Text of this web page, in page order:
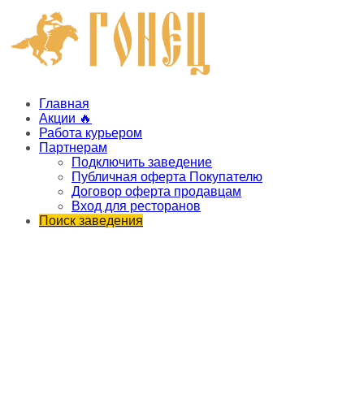
Главная
Акции 🔥
Работа курьером
Партнерам
Подключить заведение
Публичная оферта Покупателю
Договор оферта продавцам
Вход для ресторанов
Поиск заведения